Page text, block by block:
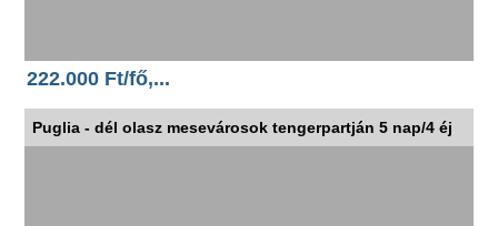
222.000 Ft/fő,...
Puglia - dél olasz mesevárosok tengerpartján 5 nap/4 éj